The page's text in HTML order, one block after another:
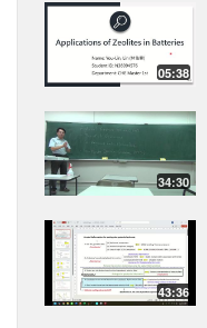
05:38
34:30
43:36